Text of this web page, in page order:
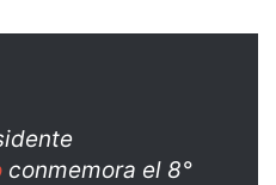
conmemora el 8°